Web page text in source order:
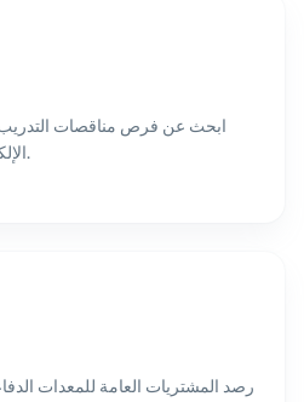
ابحث عن فرص مناقصات التدريب
الإلكتروني في جميع أنحاء العالم.
رصد المشتريات العامة للمعدات